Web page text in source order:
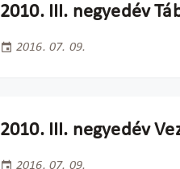
2010. III. negyedév
2016. 07. 09.
2010. III. negyedév
2016. 07. 09.